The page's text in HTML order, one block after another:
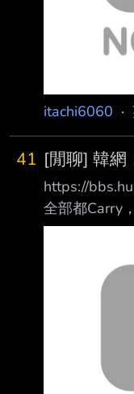
itachi6060 ·
41 [閒聊] 韓網
https://
全部都Carry
壓了DK。
很OP
薪了？ ——
把全部身價
呀，哥哥們
冠軍吧！
天誒？DK